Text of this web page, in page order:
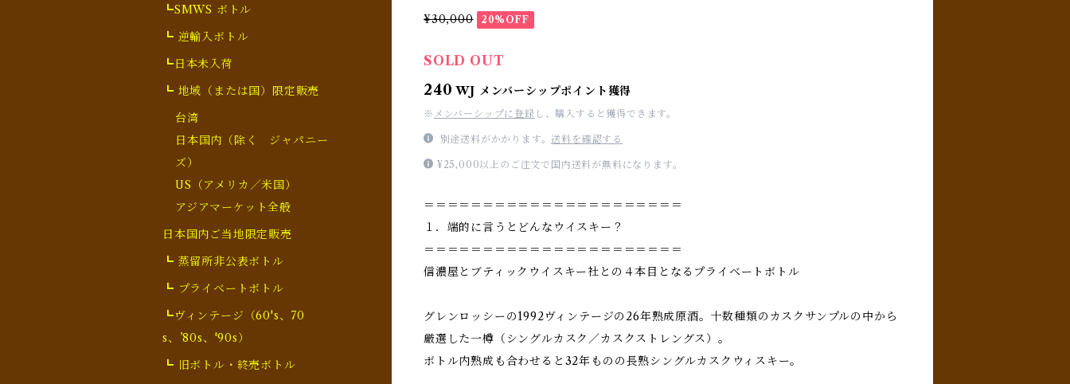
¥30,000 20%OFF
SOLD OUT
240 WJ メンバーシップポイント獲得
※ メンバーシップに登録 し、購入すると獲得できます。
別途送料がかかります。送料を確認する
¥25,000以上のご注文で国内送料が無料になります。
＝＝＝＝＝＝＝＝＝＝＝＝＝＝＝＝＝＝＝＝＝＝
１．端的に言うとどんなウイスキー？
＝＝＝＝＝＝＝＝＝＝＝＝＝＝＝＝＝＝＝＝＝＝
信濃屋とブティックウイスキー社との４本目となるプライベートボトル
グレンロッシーの1992ヴィンテージの26年熟成原酒。十数種類のカスクサンプルの中から
厳選した一樽（シングルカスク／カスクストレングス）。
ボトル内熟成も合わせると32年ものの長熟シングルカスクウィスキー。
┗SMWS ボトル
┗ 逆輸入ボトル
┗日本未入荷
┗ 地域（または国）限定販売
台湾
日本国内（除く ジャパニー
ズ）
US（アメリカ／米国）
アジアマーケット全般
日本国内ご当地限定販売
┗ 蒸留所非公表ボトル
┗ プライベートボトル
┗ヴィンテージ（60's、70
s、’80s、'90s）
┗ 旧ボトル・終売ボトル